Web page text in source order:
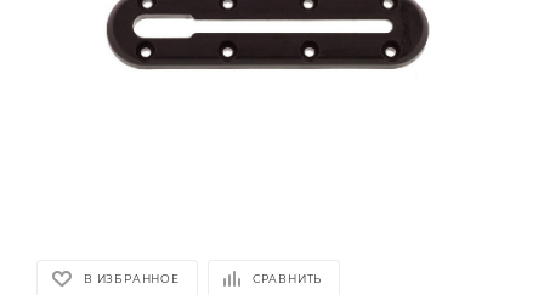
В ИЗБРАННОЕ СРАВНИТЬ